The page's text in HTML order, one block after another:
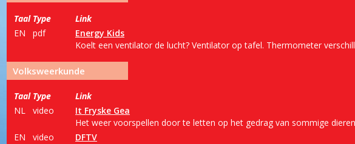
Taal Type
Link
EN
pdf
Energy Kids
Koelt een ventilator de lucht? Ventilator op tafel. Thermometer
Volksweerkunde
Taal Type
Link
NL
video
It Fryske Gea
Het weer voorspellen door te letten op het gedrag van sommige
EN
video
DFTV